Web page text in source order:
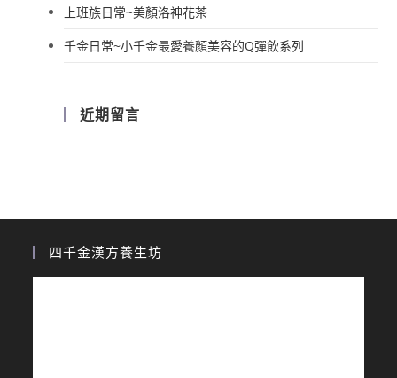
上班族日常~美顏洛神花茶
千金日常~小千金最愛養顏美容的Q彈飲系列
近期留言
四千金漢方養生坊